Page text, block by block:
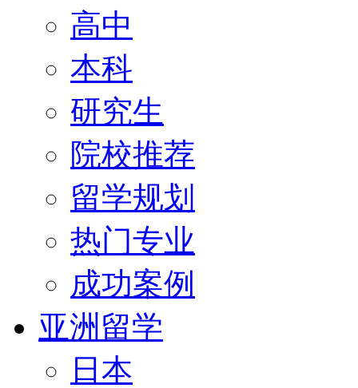
高中
本科
研究生
院校推荐
留学规划
热门专业
成功案例
亚洲留学
日本